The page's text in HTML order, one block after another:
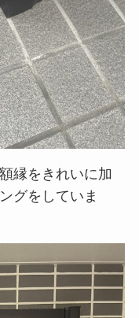
縁をきれいに加
グをしていま